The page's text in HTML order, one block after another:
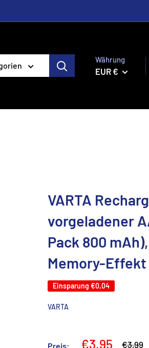
Währung
EUR €
VARTA
vorgeladener
Pack 800
Memory-
Einsparung €0,04
VARTA
Preis: Sonderpreis
€3,95 €3,99